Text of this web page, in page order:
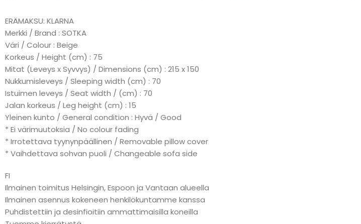
ERÄMAKSU: KLARNA
Merkki / Brand : SOTKA
Väri / Colour : Beige
Korkeus / Height (cm) : 75
Mitat (Leveys x Syvvys) / Dimensions (cm) : 215 x 150
Nukkumisleveys / Sleeping width (cm) : 70
Istuimen leveys / Seat width / (cm) : 70
Jalan korkeus / Leg height (cm) : 15
Yleinen kunto / General condition : Hyvä / Good
* Ei värimuutoksia / No colour fading
* Irrotettava tyynynpäällinen / Removable pillow cover
* Vaihdettava sohvan puoli / Changeable sofa side
FI
Ilmainen toimitus Helsingin, Espoon ja Vantaan alueella
Ilmainen asennus kokeneen henkilökuntamme kanssa
Puhdistettiin ja desinfioitiin ammattimaisilla koneilla